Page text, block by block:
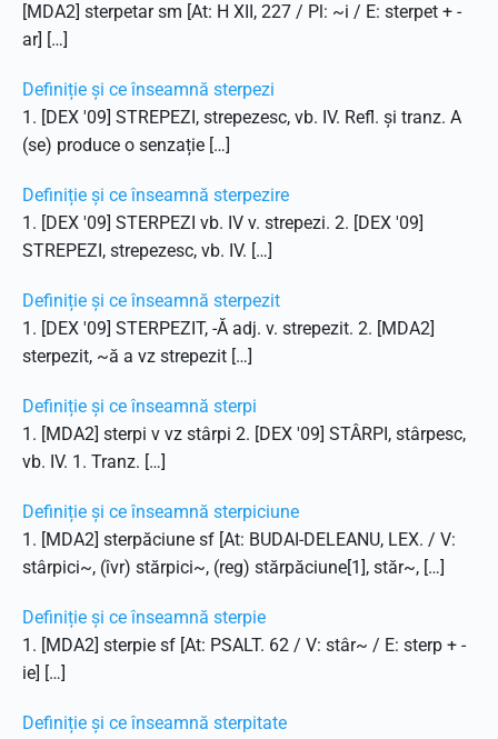
[MDA2] sterpetar sm [At: H XII, 227 / Pl: ~i / E: sterpet + -
ar] […]
Definiție și ce înseamnă sterpezi
1. [DEX '09] STREPEZI, strepezesc, vb. IV. Refl. și tranz. A
(se) produce o senzație […]
Definiție și ce înseamnă sterpezire
1. [DEX '09] STERPEZI vb. IV v. strepezi. 2. [DEX '09]
STREPEZI, strepezesc, vb. IV. […]
Definiție și ce înseamnă sterpezit
1. [DEX '09] STERPEZIT, -Ă adj. v. strepezit. 2. [MDA2]
sterpezit, ~ă a vz strepezit […]
Definiție și ce înseamnă sterpi
1. [MDA2] sterpi v vz stârpi 2. [DEX '09] STÂRPI, stârpesc,
vb. IV. 1. Tranz. […]
Definiție și ce înseamnă sterpiciune
1. [MDA2] sterpăciune sf [At: BUDAI-DELEANU, LEX. / V:
stârpici~, (îvr) stărpici~, (reg) stărpăciune[1], stăr~, […]
Definiție și ce înseamnă sterpie
1. [MDA2] sterpie sf [At: PSALT. 62 / V: stâr~ / E: sterp + -
ie] […]
Definiție și ce înseamnă sterpitate